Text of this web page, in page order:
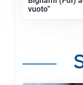
vuoto”